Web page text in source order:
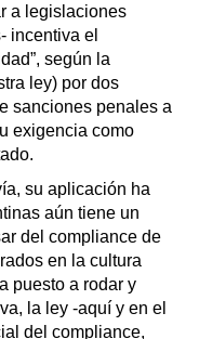
a legislaciones
incentiva el
según la
ley) por dos
sanciones penales a
exigencia como
su aplicación ha
aún tiene un
del compliance de
en la cultura
puesto a rodar y
la ley -aquí y en el
del compliance,